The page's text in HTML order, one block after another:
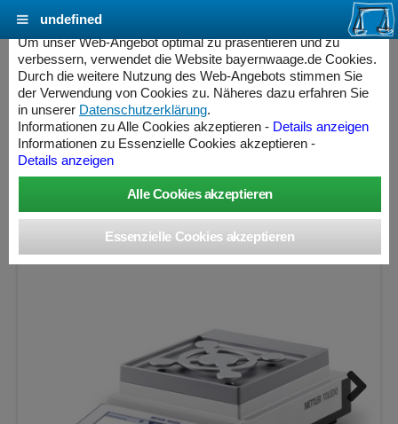
METTLER-TOLEDO Präzisionswaage
Excellence XPR1202S
Wägebereich: 1210 g, Ablesbarkeit: 10 mg, nicht eichfähig
Next
Cookie Einstellungen - bayernwaage.de
Um unser Web-Angebot optimal zu präsentieren und zu
verbessern, verwendet die Website bayernwaage.de Cookies.
Durch die weitere Nutzung des Web-Angebots stimmen Sie
der Verwendung von Cookies zu. Näheres dazu erfahren Sie
in unserer Datenschutzerklärung.
Informationen zu Alle Cookies akzeptieren - Details anzeigen
Informationen zu Essenzielle Cookies akzeptieren -
Details anzeigen
undefined